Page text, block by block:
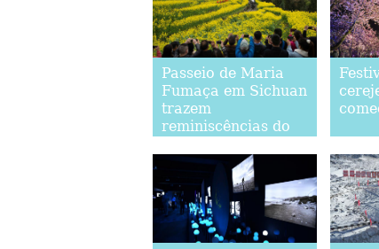
Passeio de Maria
Fumaça em Sichuan
trazem
reminiscências do